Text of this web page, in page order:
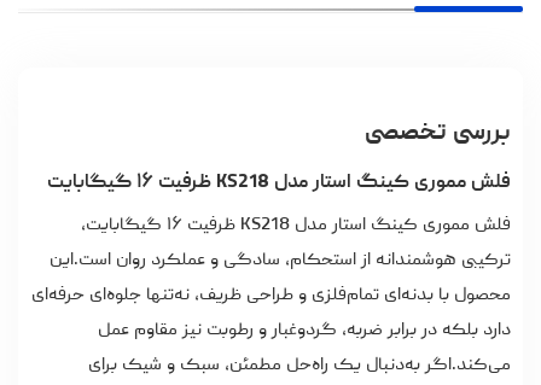
بررسی تخصصی
فلش مموری کینگ استار مدل KS218 ظرفیت ۱۶ گیگابایت
فلش مموری کینگ استار
مدل KS218 ظرفیت ۱۶ گیگابایت،
ترکیبی هوشمندانه از استحکام، سادگی و عملکرد روان است.این
محصول با بدنه‌ای تمام‌فلزی و طراحی ظریف، نه‌تنها جلوه‌ای حرفه‌ای
دارد بلکه در برابر ضربه، گردوغبار و رطوبت نیز مقاوم عمل
می‌کند.اگر به‌دنبال یک راه‌حل مطمئن، سبک و شیک برای